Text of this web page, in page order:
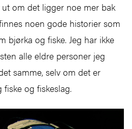
om det ligger noe mer bak
noen gode historier som
bjørka og fiske. Jeg har ikke
alle eldre personer jeg
samme, selv om det er
og fiskeslag.